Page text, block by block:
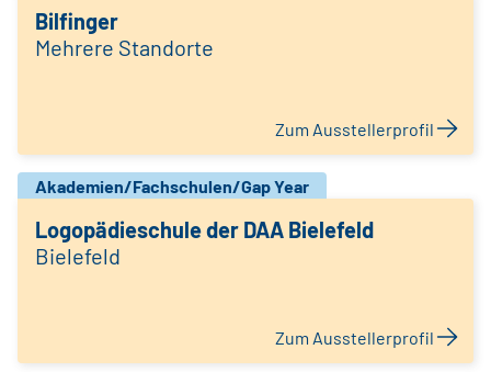
Bilfinger
Mehrere Standorte
Zum Ausstellerprofil
Akademien/Fachschulen/Gap Year
Logopädieschule der DAA Bielefeld
Bielefeld
Zum Ausstellerprofil